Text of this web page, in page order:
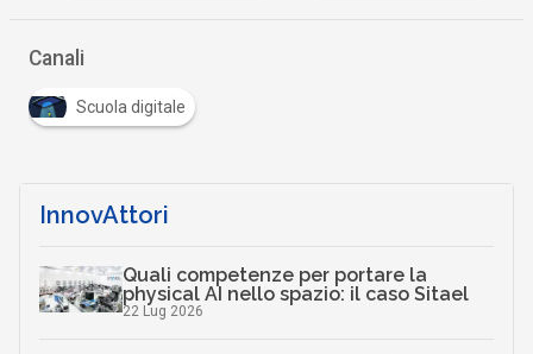
Canali
Scuola digitale
InnovAttori
Quali competenze per portare la
physical AI nello spazio: il caso Sitael
22 Lug 2026